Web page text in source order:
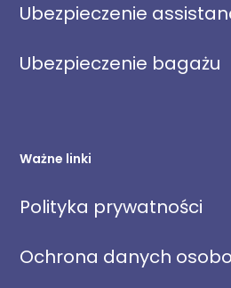
Ubezpieczenie
Ubezpieczenie bagażu
Ważne linki
Polityka prywatności
Ochrona danych